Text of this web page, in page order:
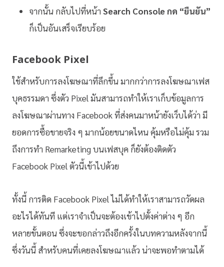
จากนั้น กลับไปที่หน้า Search Console กด “ยืนยัน”
ก็เป็นอันเสร็จเรียบร้อย
Facebook Pixel
ใช้สำหรับการลงโฆษณาที่ลึกขึ้น มากกว่าการลงโฆษณาเฟส
บุคธรรมดา ซึ่งตัว Pixel มันสามารถทำให้เราเก็บข้อมูลการ
ลงโฆษณาผ่านทาง Facebook ที่ส่งคนมาหน้ายังเว็บได้ว่า มี
ยอดการซื้อขายจริง ๆ มากน้อยขนาดไหน คุ้มหรือไม่คุ้ม รวม
ถึงการทำ Remarketing บนเฟสบุค ก็ยังต้องติดตัว
Facebook Pixel ตัวนี้เข้าไปด้วย
ทั้งนี้ การติด Facebook Pixel ไม่ได้ทำให้เราสามารถวัดผล
อะไรได้ทันที แต่เราจำเป็นจะต้องเข้าไปตั้งค่าต่าง ๆ อีก
หลายขั้นตอน ซึ่งจะขอกล่าวถึงอีกครั้งในบทความหลังจากนี้
ซึ่งวันนี้ สำหรับคนที่เคยลงโฆษณาแล้ว น่าจะพอทำตามได้